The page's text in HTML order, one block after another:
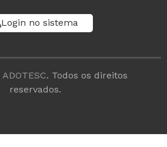
Login no sistema
ADOTESC. Todos os direitos
reservados.